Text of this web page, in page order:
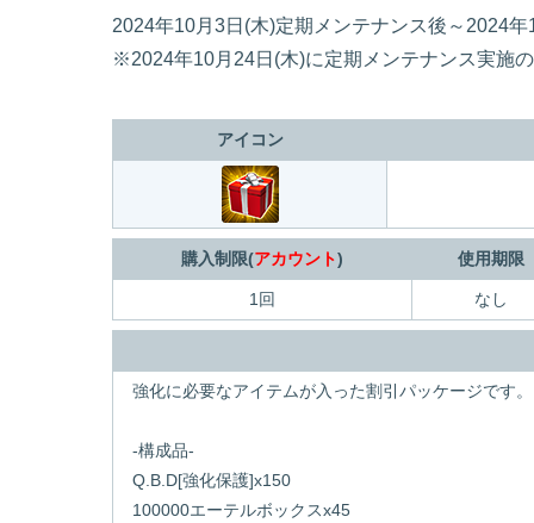
2024年10月3日(木)定期メンテナンス後～2024
※2024年10月24日(木)に定期メンテナンス実施
アイコン
購入制限(アカウント) 使用期限
1回 なし
強化に必要なアイテムが入った割引パッケージです。
-構成品-
Q.B.D[強化保護]x150
100000エーテルボックスx45